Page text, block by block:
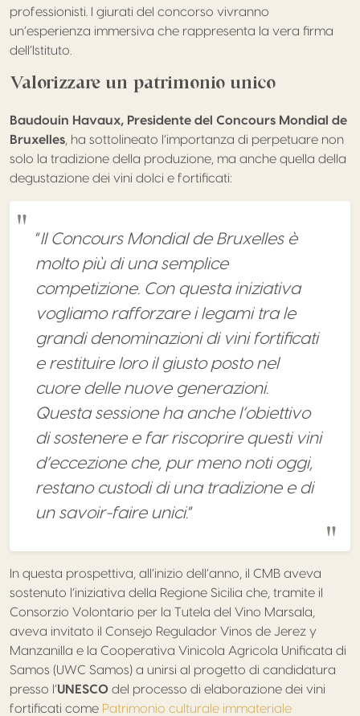
professionisti. I giurati del concorso vivranno
un’esperienza immersiva che rappresenta la vera firma
dell’Istituto.
Valorizzare un patrimonio unico
Baudouin Havaux, Presidente del Concours Mondial de
Bruxelles , ha sottolineato l’importanza di perpetuare non
solo la tradizione della produzione, ma anche quella della
degustazione dei vini dolci e fortificati:
“Il Concours Mondial de Bruxelles è
molto più di una semplice
competizione. Con questa iniziativa
vogliamo rafforzare i legami tra le
grandi denominazioni di vini fortificati
e restituire loro il giusto posto nel
cuore delle nuove generazioni.
Questa sessione ha anche l’obiettivo
di sostenere e far riscoprire questi vini
d’eccezione che, pur meno noti oggi,
restano custodi di una tradizione e di
un savoir-faire unici.”
In questa prospettiva, all’inizio dell’anno, il CMB aveva
sostenuto l’iniziativa della Regione Sicilia che, tramite il
Consorzio Volontario per la Tutela del Vino Marsala,
aveva invitato il Consejo Regulador Vinos de Jerez y
Manzanilla e la Cooperativa Vinicola Agricola Unificata di
Samos (UWC Samos) a unirsi al progetto di candidatura
presso l’UNESCO del processo di elaborazione dei vini
fortificati come Patrimonio culturale immateriale